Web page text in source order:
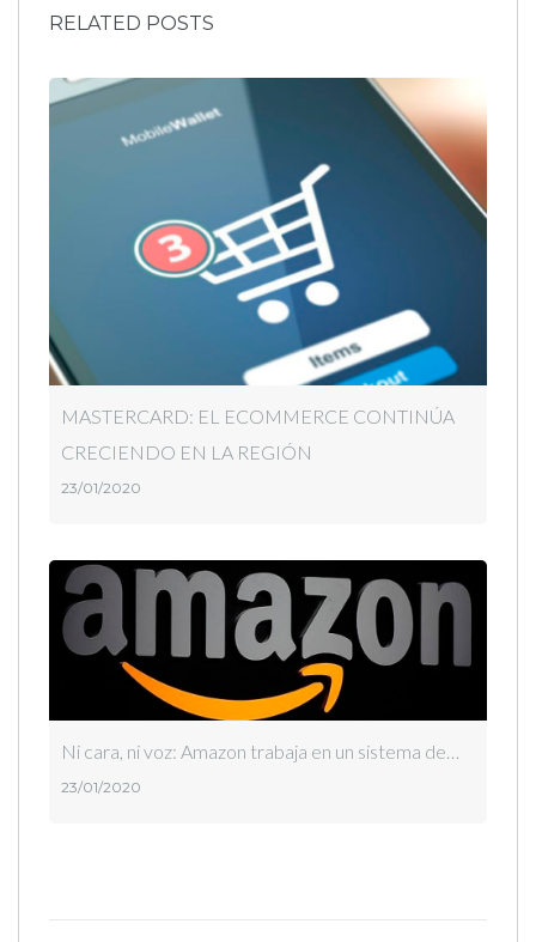
RELATED POSTS
MASTERCARD: EL ECOMMERCE CONTINÚA
CRECIENDO EN LA REGIÓN
23/01/2020
Ni cara, ni voz: Amazon trabaja en un sistema de…
23/01/2020